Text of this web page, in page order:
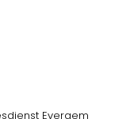
Evergem